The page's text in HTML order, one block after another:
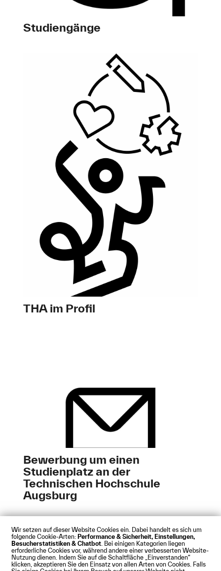
Wir setzen auf dieser Website Cookies ein. Dabei handelt es sich um
folgende Cookie-Arten: Performance & Sicherheit, Einstellungen,
Besucherstatistiken & Chatbot . Bei einigen Kategorien liegen
erforderliche Cookies vor, während andere einer verbesserten Website-
Nutzung dienen. Indem Sie auf die Schaltfläche „Einverstanden“
klicken, akzeptieren Sie den Einsatz von allen Arten von Cookies. Falls
Studiengänge
THA im Profil
Bewerbung um einen
Studienplatz an der
Technischen Hochschule
Augsburg
Impressum Datenschutz Cookies
Barrierefreiheit
Kontakt Presse Anfahrt Intranet Webmail
© Technische Hochschule Augsburg